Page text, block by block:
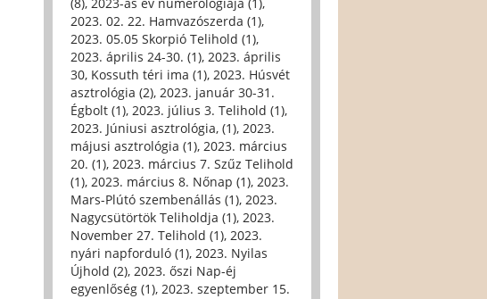
2023. 02. 22. Hamvazószerda (1),
2023. 05.05 Skorpió Telihold (1),
2023. április 24-30. (1), 2023. április
30, Kossuth téri ima (1), 2023. Húsvét
asztrológia (2), 2023. január 30-31.
Égbolt (1), 2023. július 3. Telihold (1),
2023. Júniusi asztrológia, (1), 2023.
májusi asztrológia (1), 2023. március
20. (1), 2023. március 7. Szűz Telihold
(1), 2023. március 8. Nőnap (1), 2023.
Mars-Plútó szembenállás (1), 2023.
Nagycsütörtök Teliholdja (1), 2023.
November 27. Telihold (1), 2023.
nyári napforduló (1), 2023. Nyilas
Újhold (2), 2023. őszi Nap-éj
egyenlőség (1), 2023. szeptember 15.